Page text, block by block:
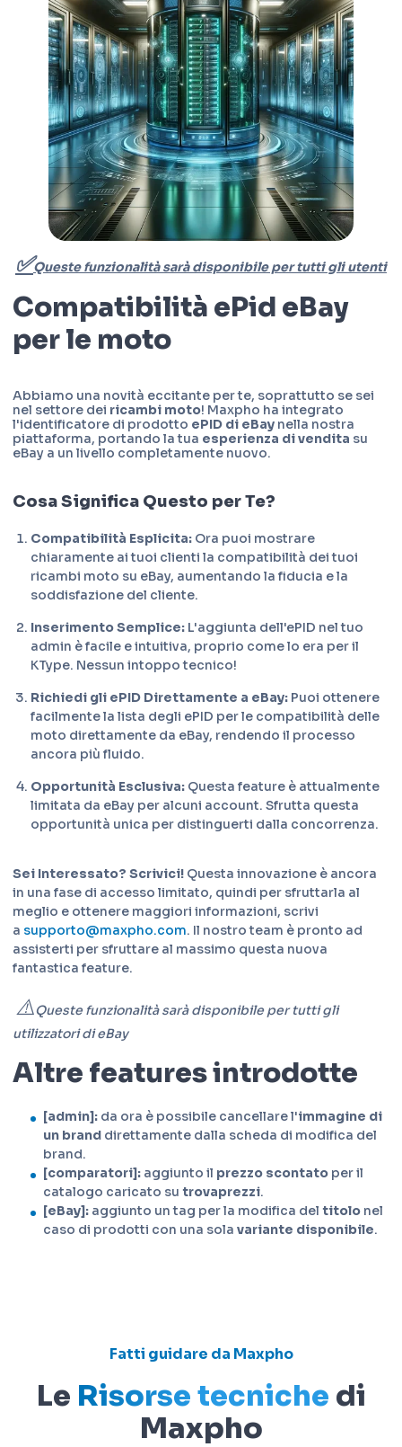
✅Queste funzionalità sarà disponibile per tutti gli utenti
Compatibilità ePid eBay
per le moto
Abbiamo una novità eccitante per te, soprattutto se sei
nel settore dei ricambi moto! Maxpho ha integrato
l'identificatore di prodotto ePID di eBay nella nostra
piattaforma, portando la tua esperienza di vendita su
eBay a un livello completamente nuovo.
Cosa Significa Questo per Te?
Compatibilità Esplicita: Ora puoi mostrare
chiaramente ai tuoi clienti la compatibilità dei tuoi
ricambi moto su eBay, aumentando la fiducia e la
soddisfazione del cliente.
Inserimento Semplice: L'aggiunta dell'ePID nel tuo
admin è facile e intuitiva, proprio come lo era per il
KType. Nessun intoppo tecnico!
Richiedi gli ePID Direttamente a eBay: Puoi ottenere
facilmente la lista degli ePID per le compatibilità delle
moto direttamente da eBay, rendendo il processo
ancora più fluido.
Opportunità Esclusiva: Questa feature è attualmente
limitata da eBay per alcuni account. Sfrutta questa
opportunità unica per distinguerti dalla concorrenza.
Sei Interessato? Scrivici! Questa innovazione è ancora
in una fase di accesso limitato, quindi per sfruttarla al
meglio e ottenere maggiori informazioni, scrivi
a supporto@maxpho.com. Il nostro team è pronto ad
assisterti per sfruttare al massimo questa nuova
fantastica feature.
⚠️Queste funzionalità sarà disponibile per tutti gli
utilizzatori di eBay
Altre features introdotte
[admin]: da ora è possibile cancellare l'immagine di
un brand direttamente dalla scheda di modifica del
brand.
[comparatori]: aggiunto il prezzo scontato per il
catalogo caricato su trovaprezzi.
[eBay]: aggiunto un tag per la modifica del titolo nel
caso di prodotti con una sola variante disponibile.
Fatti guidare da Maxpho
Le Risorse tecniche di
Maxpho